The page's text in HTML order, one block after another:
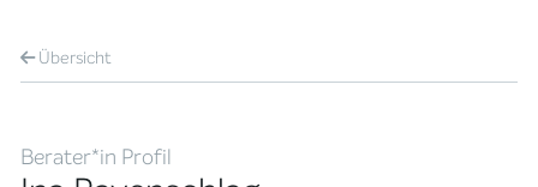
Übersicht
Berater*in Profil